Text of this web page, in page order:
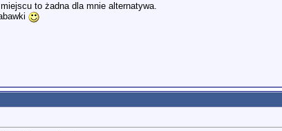
to żadna dla mnie alternatywa.